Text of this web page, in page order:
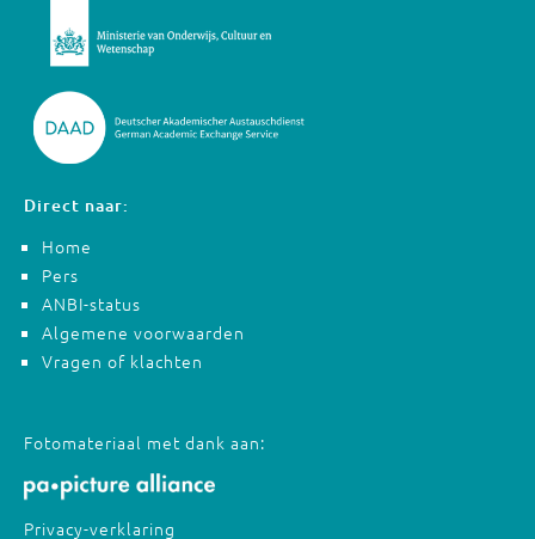
Direct naar:
Home
Pers
ANBI-status
Algemene voorwaarden
Vragen of klachten
Fotomateriaal met dank aan:
Privacy-verklaring